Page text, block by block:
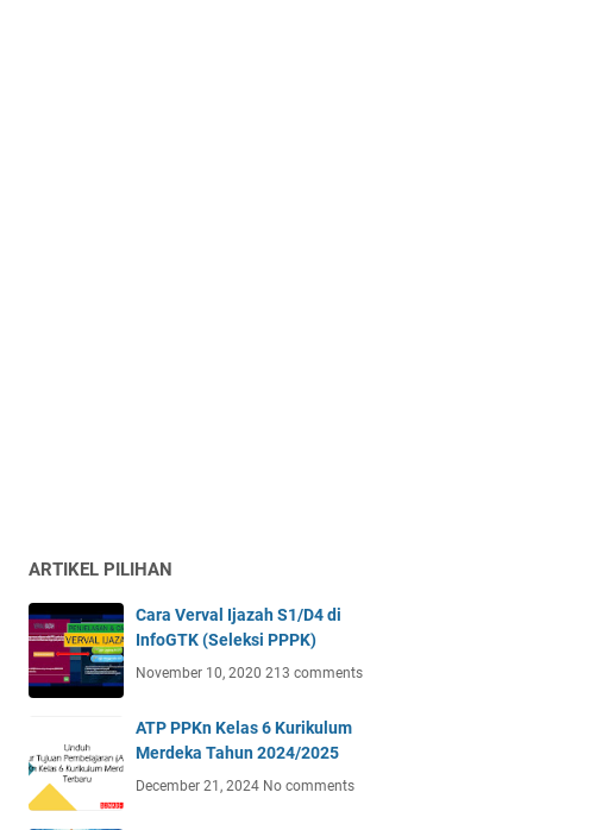
ARTIKEL PILIHAN
Cara Verval Ijazah S1/D4 di
InfoGTK (Seleksi PPPK)
November 10, 2020 213 comments
ATP PPKn Kelas 6 Kurikulum
Merdeka Tahun 2024/2025
December 21, 2024 No comments